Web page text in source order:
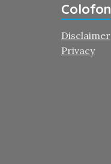
Colofon
Disclaimer
Privacy